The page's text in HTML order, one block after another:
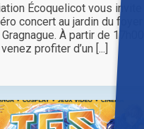
Écoquelicot vous invite à
concert au jardin du foyer
À partir de 17h00,
venez profiter d’un [...]